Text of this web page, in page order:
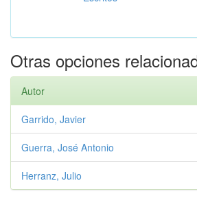
Otras opciones
Autor
Garrido, Javier
Guerra, José Antonio
Herranz, Julio